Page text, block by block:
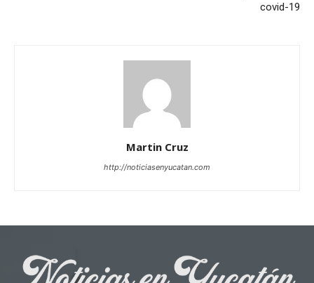
covid-19
Martin Cruz
http://noticiasenyucatan.com